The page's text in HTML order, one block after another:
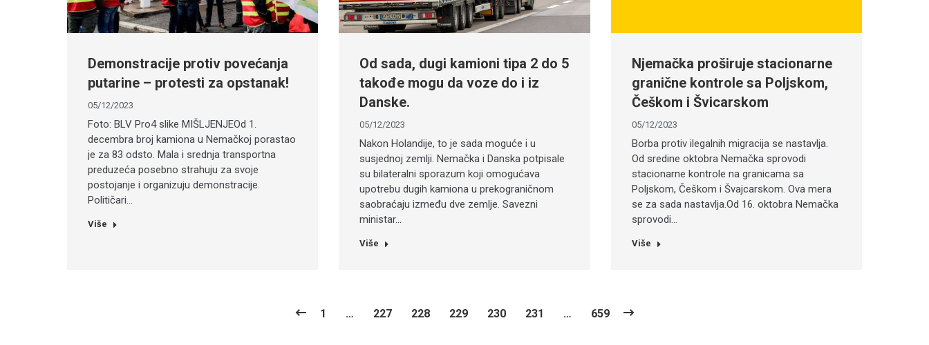
Demonstracije protiv povećanja
putarine – protesti za opstanak!
05/12/2023
Foto: BLV Pro4 slike MIŠLJENJEOd 1.
decembra broj kamiona u Nemačkoj porastao
je za 83 odsto. Mala i srednja transportna
preduzeća posebno strahuju za svoje
postojanje i organizuju demonstracije.
Političari…
Više
Od sada, dugi kamioni tipa 2 do 5
takođe mogu da voze do i iz
Danske.
05/12/2023
Nakon Holandije, to je sada moguće i u
susjednoj zemlji. Nemačka i Danska potpisale
su bilateralni sporazum koji omogućava
upotrebu dugih kamiona u prekograničnom
saobraćaju između dve zemlje. Savezni
ministar…
Više
Njemačka proširuje stacionarne
granične kontrole sa Poljskom,
Češkom i Švicarskom
05/12/2023
Borba protiv ilegalnih migracija se nastavlja.
Od sredine oktobra Nemačka sprovodi
stacionarne kontrole na granicama sa
Poljskom, Češkom i Švajcarskom. Ova mera
se za sada nastavlja.Od 16. oktobra Nemačka
sprovodi…
Više
1 … 227 228 229 230 231 … 659